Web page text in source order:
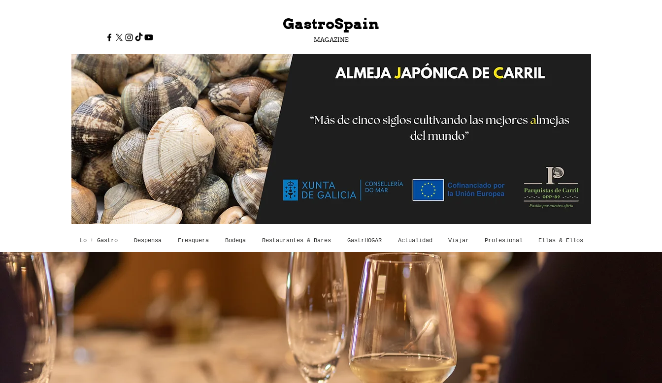
GastroSpain
MAGAZINE
Lo + Gastro Despensa Fresquera Bodega Restaurantes & Bares GastrHOGAR Actualidad Viajar Profesional Ellas & Ellos